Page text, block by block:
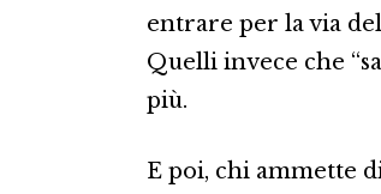
entrare per la via
Quelli invece che
più.
E poi, chi ammette